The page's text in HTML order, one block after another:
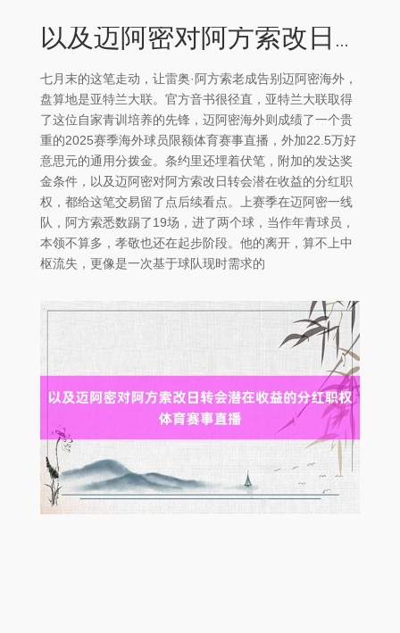
以及迈阿密对阿方索改日转会潜在收益的分红职权体育赛事直播
七月末的这笔走动，让雷奥·阿方索老成告别迈阿密海外，
盘算地是亚特兰大联。官方音书很径直，亚特兰大联取得
了这位自家青训培养的先锋，迈阿密海外则成绩了一个贵
重的2025赛季海外球员限额体育赛事直播，外加22.5万好
意思元的通用分拨金。条约里还埋着伏笔，附加的发达奖
金条件，以及迈阿密对阿方索改日转会潜在收益的分红职
权，都给这笔交易留了点后续看点。上赛季在迈阿密一线
队，阿方索悉数踢了19场，进了两个球，当作年青球员，
本领不算多，孝敬也还在起步阶段。他的离开，算不上中
枢流失，更像是一次基于球队现时需求的